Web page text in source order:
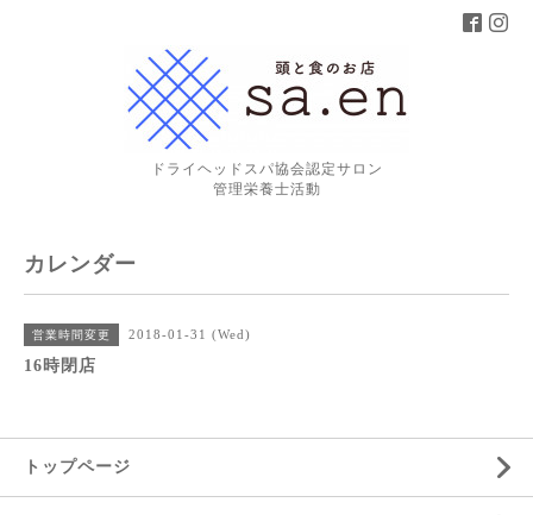
ドライヘッドスパ協会認定サロン
管理栄養士活動
カレンダー
営業時間変更 2018-01-31 (Wed)
16時閉店
トップページ